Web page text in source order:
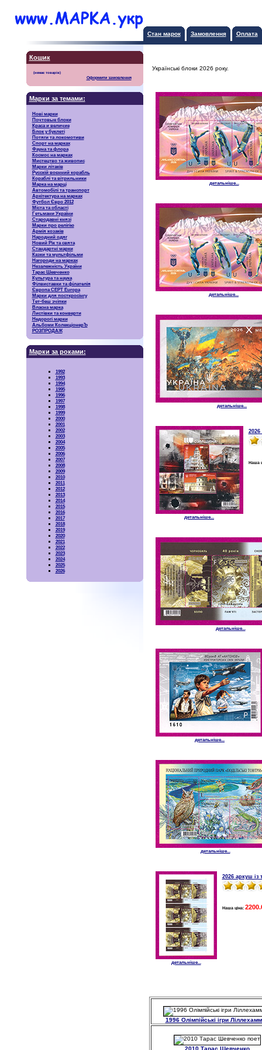
Стан марок Замовлення Оплата
Кошик
Оформити замовлення
Марки за темами:
Нові марки
Почтовые блоки
Краса и величие
Блок у буклеті
Потяги та локомотиви
Спорт на марках
Фауна та флора
Космос на марках
Мистецтво та живопис
Марки літаків
Русскiй воєнний корабль
Кораблі та вітрильники
Марка на марці
Автомобілі та транспорт
Архітектура на марках
Футбол Євро 2012
Міста та області
Гетьмани України
Стародавні князі
Марки про релігію
Армія козаків
Народний одяг
Новий Рік та свята
Стандартні марки
Казки та мультфільми
Нагороди на марках
Незалежність України
Тарас Шевченко
Культура та наука
Філвиставки та філателія
Європа CEPT Europa
Марки для посткросінгу
Тет-беш зчіпки
Власна марка
Листівки та конверти
Недорогі марки
Альбоми КолекціонерЪ
РОЗПРОДАЖ
Марки за роками:
1992
1993
1994
1995
1996
1997
1998
1999
2000
2001
2002
2003
2004
2005
2006
2007
2008
2009
2010
2011
2012
2013
2014
2015
2016
2017
2018
2019
2020
2021
2022
2023
2024
2025
2026
Українські блоки 2026 року.
детальніше...
детальніше...
детальніше...
детальніше...
Наша
детальніше...
детальніше...
детальніше...
детальніше...
2026 аркуш із
Наша ціна:
1996 Олімпійські ігри
2010 Тарас Шевченко